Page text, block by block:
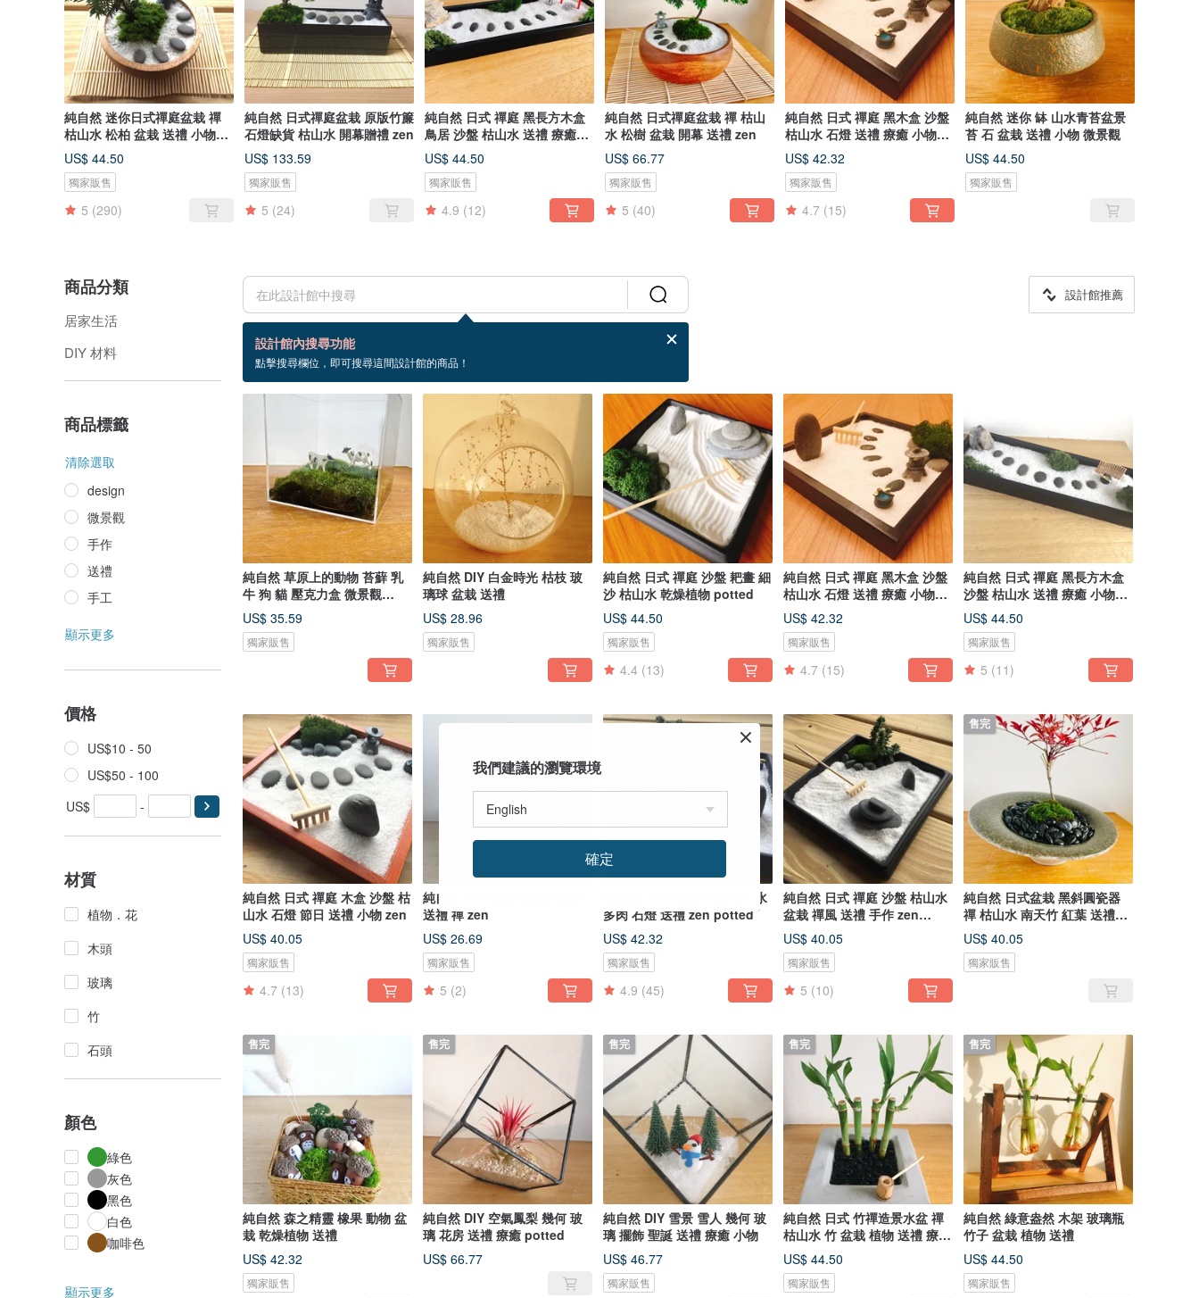
純自然 迷你日式禪庭盆栽 禪
枯山水 松柏 盆栽 送禮 小物
zen
US$ 44.50
獨家販售
5 (290)
純自然 日式禪庭盆栽 原版竹簾
石燈缺貨 枯山水 開幕贈禮 zen
US$ 133.59
獨家販售
5 (24)
純自然 日式 禪庭 黑長方木盒
鳥居 沙盤 枯山水 送禮 療癒
zen
US$ 44.50
獨家販售
4.9 (12)
純自然 日式禪庭盆栽 禪 枯山
水 松樹 盆栽 開幕 送禮 zen
US$ 66.77
獨家販售
5 (40)
純自然 日式 禪庭 黑木盒 沙盤
枯山水 石燈 送禮 療癒 小物
zen
US$ 42.32
獨家販售
4.7 (15)
純自然 迷你 缽 山水青苔盆景
苔 石 盆栽 送禮 小物 微景觀
US$ 44.50
獨家販售
商品分類
居家生活
DIY 材料
商品標籤
清除選取
design
微景觀
手作
送禮
手工
顯示更多
價格
US$10 - 50
US$50 - 100
US$
-
材質
植物．花
木頭
玻璃
竹
石頭
顏色
綠色
灰色
黑色
白色
咖啡色
顯示更多
設計館內搜尋功能
點擊搜尋欄位，即可搜尋這間設計館的商品！
設計館推薦
25 個商品
設計
純自然 草原上的動物 苔蘚 乳
牛 狗 貓 壓克力盒 微景觀
animal
US$ 35.59
獨家販售
純自然 DIY 白金時光 枯枝 玻
璃球 盆栽 送禮
US$ 28.96
獨家販售
純自然 日式 禪庭 沙盤 耙畫 細
沙 枯山水 乾燥植物 potted
US$ 44.50
獨家販售
4.4 (13)
純自然 日式 禪庭 黑木盒 沙盤
枯山水 石燈 送禮 療癒 小物
zen
US$ 42.32
獨家販售
4.7 (15)
純自然 日式 禪庭 黑長方木盒
沙盤 枯山水 送禮 療癒 小物
zen
US$ 44.50
獨家販售
5 (11)
純自然 日式 禪庭 木盒 沙盤 枯
山水 石燈 節日 送禮 小物 zen
US$ 40.05
獨家販售
4.7 (13)
純自然 DIY 秋意 玻璃球 盆栽
送禮 禪 zen
US$ 26.69
獨家販售
5 (2)
純自然 日式 禪庭 沙盤 枯山水
多肉 石燈 送禮 zen potted
US$ 42.32
獨家販售
4.9 (45)
純自然 日式 禪庭 沙盤 枯山水
盆栽 禪風 送禮 手作 zen
potted
US$ 40.05
獨家販售
5 (10)
售完
純自然 日式盆栽 黑斜圓瓷器
禪 枯山水 南天竹 紅葉 送禮
Zen
US$ 40.05
獨家販售
售完
純自然 森之精靈 橡果 動物 盆
栽 乾燥植物 送禮
US$ 42.32
獨家販售
售完
純自然 DIY 空氣鳳梨 幾何 玻
璃 花房 送禮 療癒 potted
US$ 66.77
售完
純自然 DIY 雪景 雪人 幾何 玻
璃 擺飾 聖誕 送禮 療癒 小物
US$ 46.77
獨家販售
售完
純自然 日式 竹禪造景水盆 禪
枯山水 竹 盆栽 植物 送禮 療癒
小物 zen potted
US$ 44.50
獨家販售
售完
純自然 綠意盎然 木架 玻璃瓶
竹子 盆栽 植物 送禮
US$ 44.50
獨家販售
我們建議的瀏覽環境
確定